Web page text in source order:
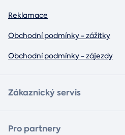
Reklamace
Obchodní podmínky - zážitky
Obchodní podmínky - zájezdy
Zákaznický servis
Pro partnery